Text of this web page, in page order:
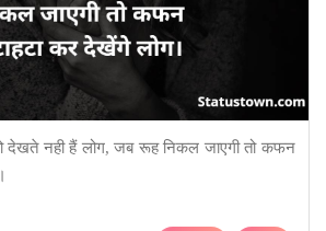
देखते नही हैं लोग, जब रूह निकल जाएगी तो कफन